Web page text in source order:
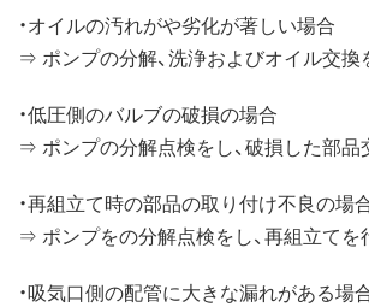
・オイルの汚れがや劣化が著しい場合
⇒ ポンプの分解、洗浄およびオイル交換
・低圧側のバルブの破損の場合
⇒ ポンプの分解点検をし、破損した部品
・再組立て時の部品の取り付け不良の場
⇒ ポンプをの分解点検をし、再組立てを
・吸気口側の配管に大きな漏れがある場